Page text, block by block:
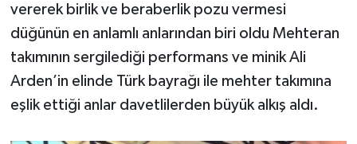
vererek birlik ve beraberlik pozu vermesi
düğünün en anlamlı anlarından biri oldu Mehteran
takımının sergilediği performans ve minik Ali
Arden’in elinde Türk bayrağı ile mehter takımına
eşlik ettiği anlar davetlilerden büyük alkış aldı.